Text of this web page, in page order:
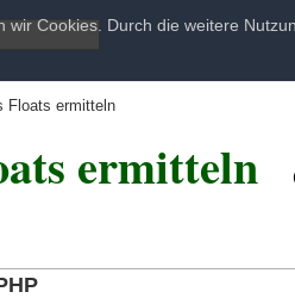
Floats ermitteln
ermitteln
Cookies. Durch die weitere